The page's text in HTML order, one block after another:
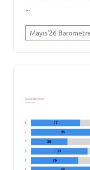
...
Mayıs'26